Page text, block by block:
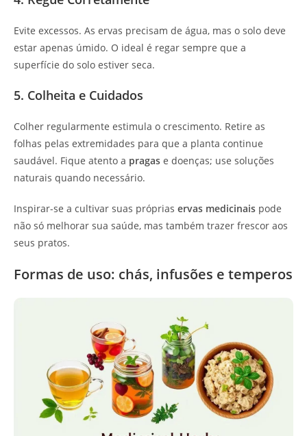
Evite excessos. As ervas precisam de água, mas o solo deve
estar apenas úmido. O ideal é regar sempre que a
superfície do solo estiver seca.
5. Colheita e Cuidados
Colher regularmente estimula o crescimento. Retire as
folhas pelas extremidades para que a planta continue
saudável. Fique atento a pragas e doenças; use soluções
naturais quando necessário.
Inspirar-se a cultivar suas próprias ervas medicinais pode
não só melhorar sua saúde, mas também trazer frescor aos
seus pratos.
Formas de uso: chás, infusões e temperos